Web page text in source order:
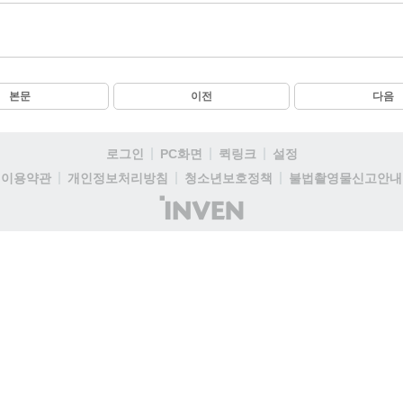
본문 이전 다음
로그인 PC화면 퀵링크
설정
이용약관
개인정보처리방침 청소년보호정책
불법촬영물신고안내
(주)
인